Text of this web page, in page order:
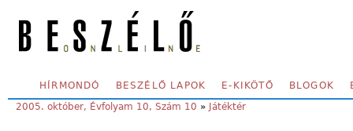
SECONDARY MENU
HÍRMONDÓ BESZÉLŐ LAPOK E-KIKÖTŐ BLOGOK
YOU ARE HERE:
2005. október, Évfolyam 10, Szám 10 » Játéktér